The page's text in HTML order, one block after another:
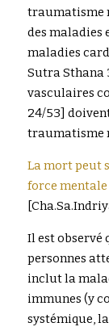
traumatisme
des maladies
maladies
Sutra Sthana
vasculaires
24/53]
traumatisme
La mort peut
force mentale
Il est observé
personnes
inclut la
immunes (y
systémique,